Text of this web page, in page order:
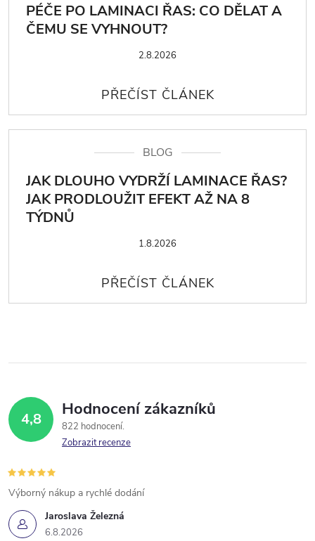
PÉČE PO LAMINACI ŘAS: CO DĚLAT A
ČEMU SE VYHNOUT?
2.8.2026
BLOG
JAK DLOUHO VYDRŽÍ LAMINACE ŘAS?
JAK PRODLOUŽIT EFEKT AŽ NA 8
TÝDNŮ
1.8.2026
4,8 Hodnocení zákazníků
822 hodnocení
Zobrazit recenze
Jaroslava Železná
6.8.2026
Výborný nákup a rychlé dodání